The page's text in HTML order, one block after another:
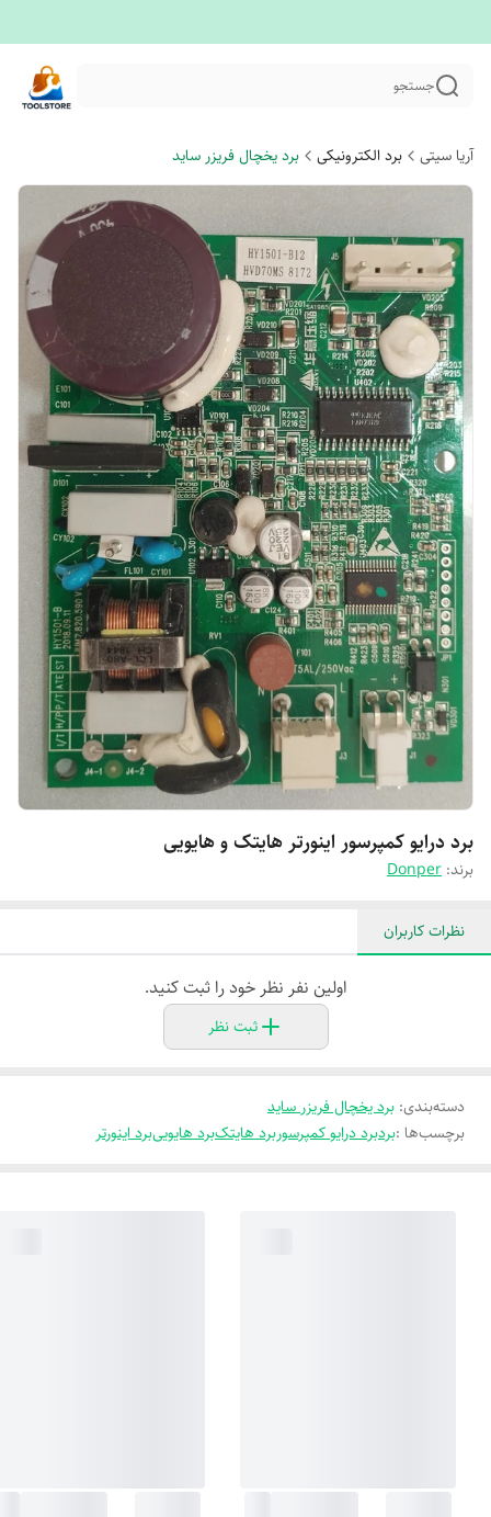
جستجو
آریا سیتی برد الکترونیکی برد یخچال فریزر ساید
برد درایو کمپرسور اینورتر هایتک و هایویی
برند: Donper
نظرات کاربران
اولین نفر نظر خود را ثبت کنید.
ثبت نظر
دسته‌بندی: برد یخچال فریزر ساید
برچسب‌ها :بردبرد درایو کمپرسوربرد هایتکبرد هایوییبرد اینورتر